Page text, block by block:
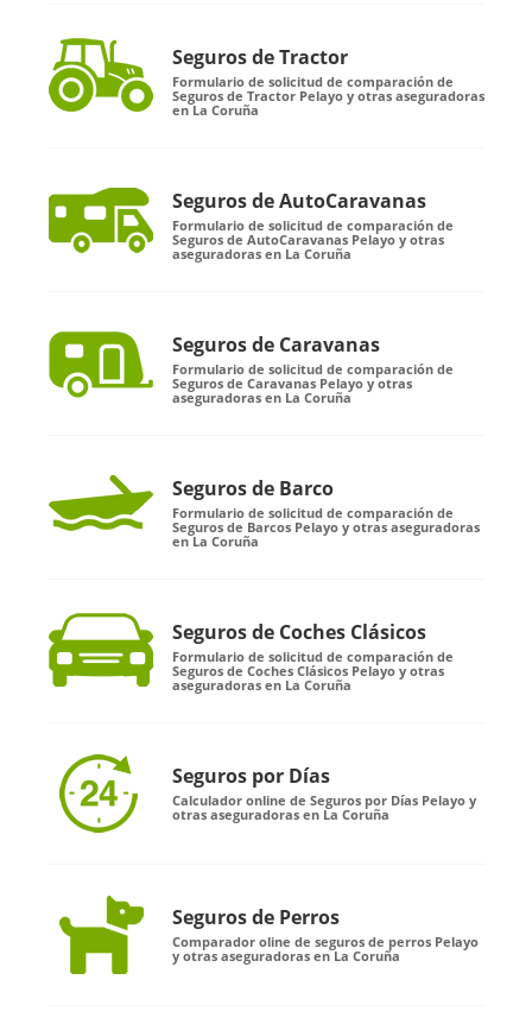
Seguros de Tractor
Formulario de solicitud de comparación de
Seguros de Tractor Pelayo y otras aseguradoras
en La Coruña
Seguros de AutoCaravanas
Formulario de solicitud de comparación de
Seguros de AutoCaravanas Pelayo y otras
aseguradoras en La Coruña
Seguros de Caravanas
Formulario de solicitud de comparación de
Seguros de Caravanas Pelayo y otras
aseguradoras en La Coruña
Seguros de Barco
Formulario de solicitud de comparación de
Seguros de Barcos Pelayo y otras aseguradoras
en La Coruña
Seguros de Coches Clásicos
Formulario de solicitud de comparación de
Seguros de Coches Clásicos Pelayo y otras
aseguradoras en La Coruña
Seguros por Días
Calculador online de Seguros por Días Pelayo y
otras aseguradoras en La Coruña
Seguros de Perros
Comparador oline de seguros de perros Pelayo
y otras aseguradoras en La Coruña